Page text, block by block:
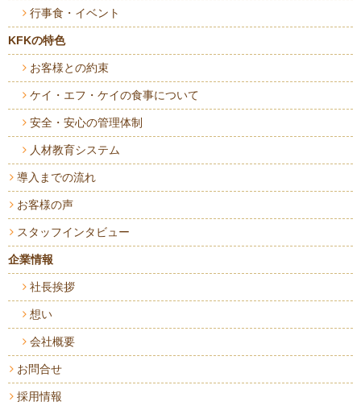
行事食・イベント
KFKの特色
お客様との約束
ケイ・エフ・ケイの食事について
安全・安心の管理体制
人材教育システム
導入までの流れ
お客様の声
スタッフインタビュー
企業情報
社長挨拶
想い
会社概要
お問合せ
採用情報